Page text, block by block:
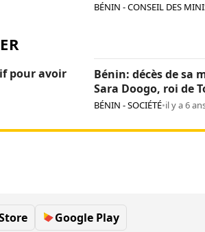
BÉNIN - CONSEIL DES
pour avoir
Bénin: décès de sa
Sara Doogo, roi de
BÉNIN - SOCIÉTÉ•il y a 6
Google Play